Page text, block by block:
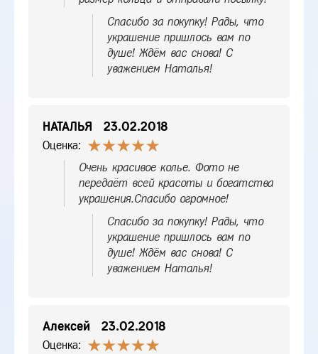
Спасибо за покупку! Рады, что
украшение пришлось вам по
душе! Ждём вас снова! С
уважением Наталья!
НАТАЛЬЯ 23.02.2018
Оценка:
Очень красивое колье. Фото не
передаёт всей красоты и богатства
украшения.Спасибо огромное!
Спасибо за покупку! Рады, что
украшение пришлось вам по
душе! Ждём вас снова! С
уважением Наталья!
Алексей 23.02.2018
Оценка: